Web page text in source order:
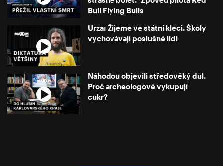
Bull Flying Bulls
Urza: Žijeme ve státní kleci. Školy
vychovávají poslušné lidi
Náhodou objevili středověký důl.
Proč archeologové vykupují
cukr?